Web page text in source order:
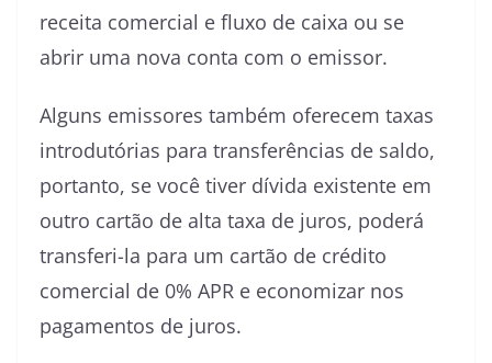
receita comercial e fluxo de caixa ou se
abrir uma nova conta com o emissor.
Alguns emissores também oferecem taxas
introdutórias para transferências de saldo,
portanto, se você tiver dívida existente em
outro cartão de alta taxa de juros, poderá
transferi-la para um cartão de crédito
comercial de 0% APR e economizar nos
pagamentos de juros.